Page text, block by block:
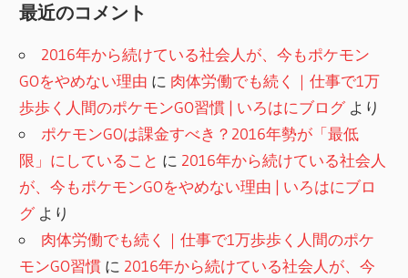
最近のコメント
2016年から続けている社会人が、今もポケモン
GOをやめない理由 に 肉体労働でも続く｜仕事で1万
歩歩く人間のポケモンGO習慣 | いろはにブログより
ポケモンGOは課金すべき？2016年勢が「最低
限」にしていること に 2016年から続けている社会人
が、今もポケモンGOをやめない理由 | いろはにブロ
グより
肉体労働でも続く｜仕事で1万歩歩く人間のポケ
モンGO習慣 に 2016年から続けている社会人が、今